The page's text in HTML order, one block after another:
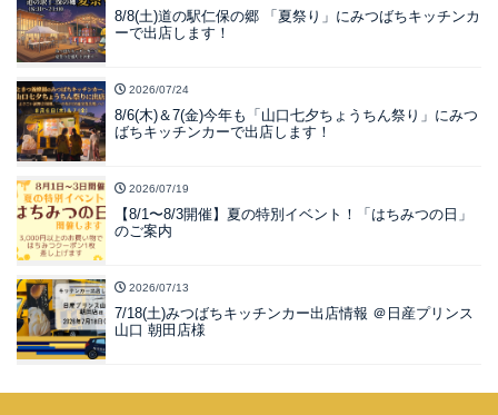
8/8(土)道の駅仁保の郷 「夏祭り」にみつばちキッチンカ
ーで出店します！
2026/07/24
8/6(木)＆7(金)今年も「山口七夕ちょうちん祭り」にみつ
ばちキッチンカーで出店します！
2026/07/19
【8/1〜8/3開催】夏の特別イベント！「はちみつの日」
のご案内
2026/07/13
7/18(土)みつばちキッチンカー出店情報 ＠日産プリンス
山口 朝田店様